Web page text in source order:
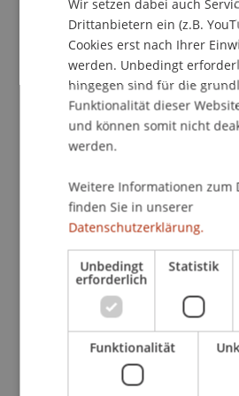
Die IDD soll eine
Verbraucherschutzes und eine
Mindestharmonisierung des
Versicherungsvertriebsrechts
bewirken. Vergleichbar mit der
Erwerb von
auch die IDD einheitliche
Im Gegensatz zur MiFID II, die
Harmonisierung der
beabsichtigt, eröffnet die IDD
Mitgliedstaaten bei der
weitgehende
IDD grundsätzlich weniger
die MiFID II (z.B. zur
von Provisionen regelt) hat,
Mitgliedstaaten frei, auch
Vorschriften beizubehalten
Wir setzen dabei auch
Drittanbietern ein (z.B.
Cookies erst nach Ihrer
werden. Unbedingt
hingegen sind für die
Funktionalität dieser
und können somit nicht
werden.
Weitere Informationen zum
finden Sie in unserer
Datenschutzerklärung.
Unbedingt
erforderlich
Statistik
Funktionalität